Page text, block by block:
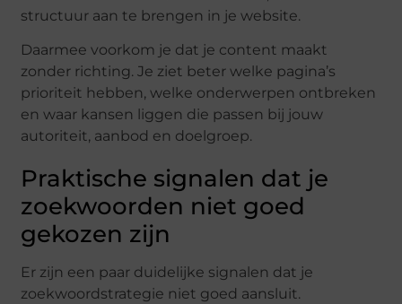
structuur aan te brengen in je website.
Daarmee voorkom je dat je content maakt
zonder richting. Je ziet beter welke pagina’s
prioriteit hebben, welke onderwerpen ontbreken
en waar kansen liggen die passen bij jouw
autoriteit, aanbod en doelgroep.
Praktische signalen dat je
zoekwoorden niet goed
gekozen zijn
Er zijn een paar duidelijke signalen dat je
zoekwoordstrategie niet goed aansluit.